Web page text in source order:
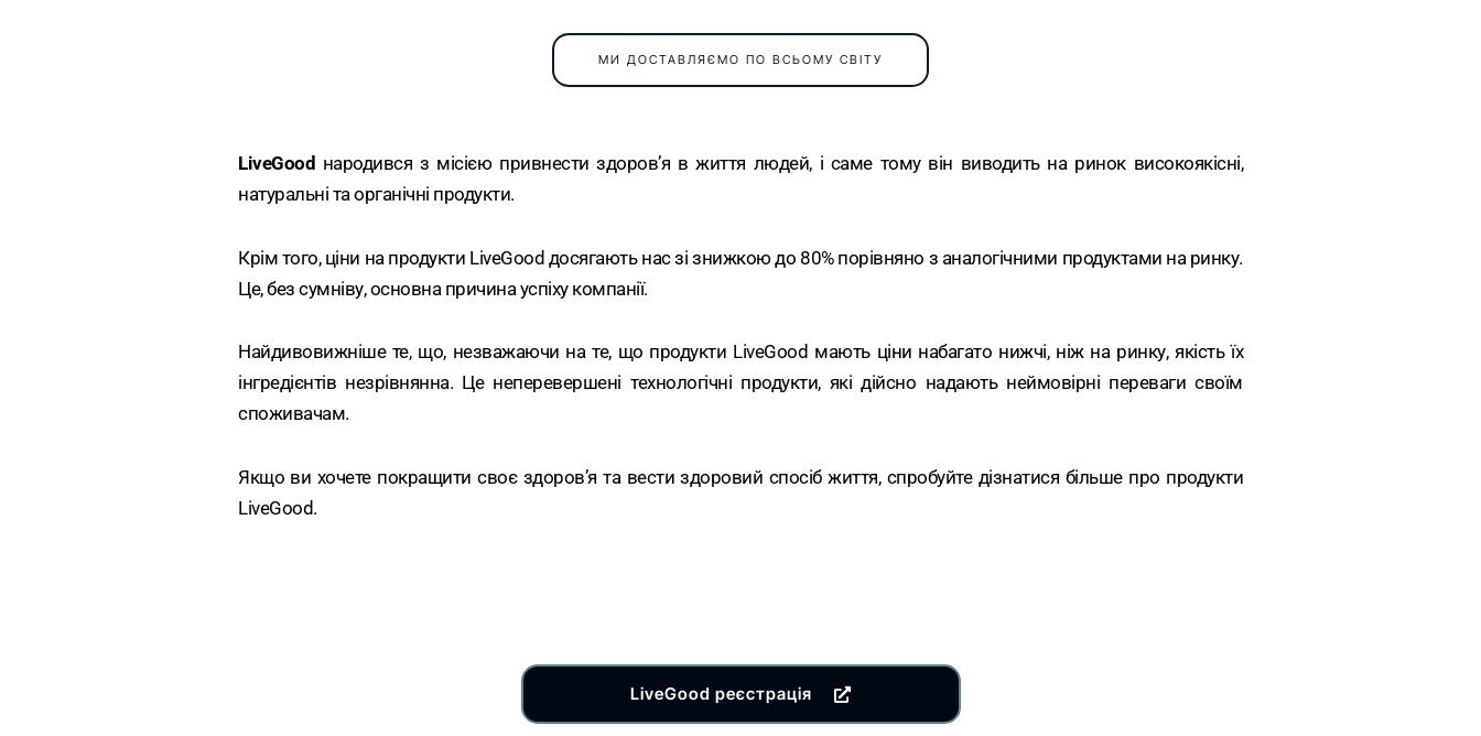
МИ ДОСТАВЛЯЄМО ПО ВСЬОМУ СВІТУ
LiveGood народився з місією привнести здоров’я в життя людей, і саме тому він виводить на ринок високоякісні,
натуральні та органічні продукти.
Крім того, ціни на продукти LiveGood досягають нас зі знижкою до 80% порівняно з аналогічними продуктами на ринку.
Це, без сумніву, основна причина успіху компанії.
Найдивовижніше те, що, незважаючи на те, що продукти LiveGood мають ціни набагато нижчі, ніж на ринку, якість їх
інгредієнтів незрівнянна. Це неперевершені технологічні продукти, які дійсно надають неймовірні переваги своїм
споживачам.
Якщо ви хочете покращити своє здоров’я та вести здоровий спосіб життя, спробуйте дізнатися більше про продукти
LiveGood.
LiveGood реєстрація